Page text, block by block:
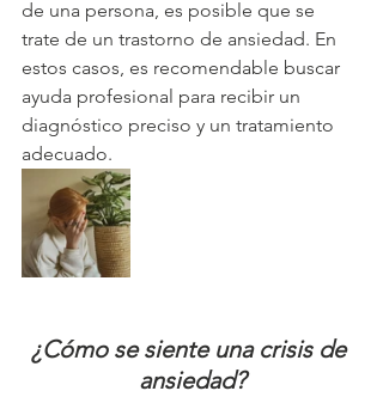
de una persona, es posible que se
trate de un trastorno de ansiedad. En
estos casos, es recomendable buscar
ayuda profesional para recibir un
diagnóstico preciso y un tratamiento
adecuado.
¿Cómo se siente una crisis de
ansiedad?